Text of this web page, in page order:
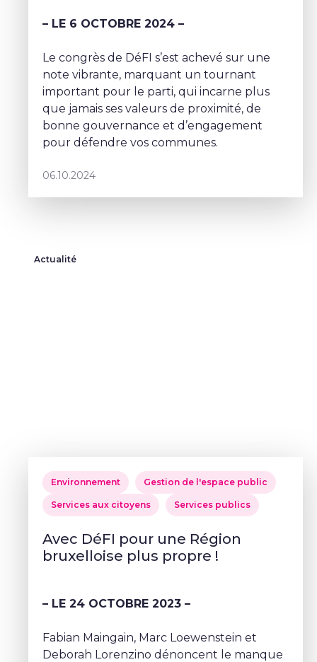
– LE 6 OCTOBRE 2024 –
Le congrès de DéFI s’est achevé sur une
note vibrante, marquant un tournant
important pour le parti, qui incarne plus
que jamais ses valeurs de proximité, de
bonne gouvernance et d’engagement
pour défendre vos communes.
06.10.2024
Actualité
Environnement Gestion de l'espace public
Services aux citoyens Services publics
Avec DéFI pour une Région
bruxelloise plus propre !
– LE 24 OCTOBRE 2023 –
Fabian Maingain, Marc Loewenstein et
Deborah Lorenzino dénoncent le manque